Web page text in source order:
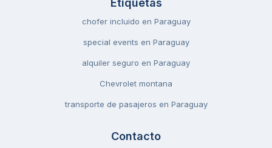
Etiquetas
chofer incluido en Paraguay
special events en Paraguay
alquiler seguro en Paraguay
Chevrolet montana
transporte de pasajeros en Paraguay
Contacto